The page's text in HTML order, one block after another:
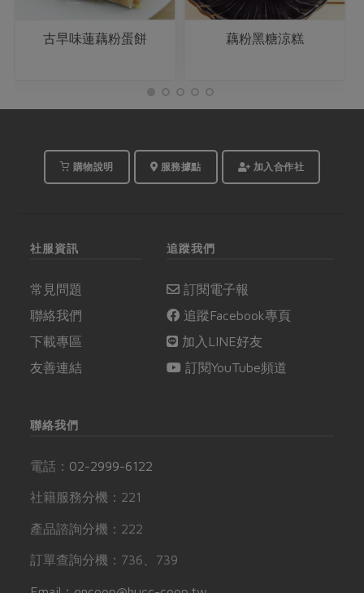
古早味蓮藕粉蛋餅 藕粉黑糖涼糕
購物說明 服務據點 加入合作社
社服資訊
常見問題
聯絡我們
下載專區
友善連結
追蹤我們
訂閱電子報
追蹤Facebook專頁
加入LINE好友
訂閱YouTube頻道
聯絡我們
電話： 02-2999-6122
社籍服務分機：221
產品諮詢分機：222
訂單查詢分機：736、739